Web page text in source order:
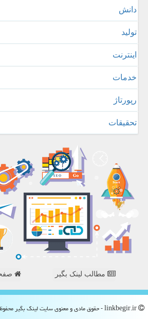
دانش
تولید
اینترنت
خدمات
رپورتاژ
تحقیقات
مطالب لینک بگیر